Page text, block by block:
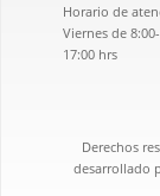
Horario de
Viernes de
17:00 hrs
Derechos
desarrollado